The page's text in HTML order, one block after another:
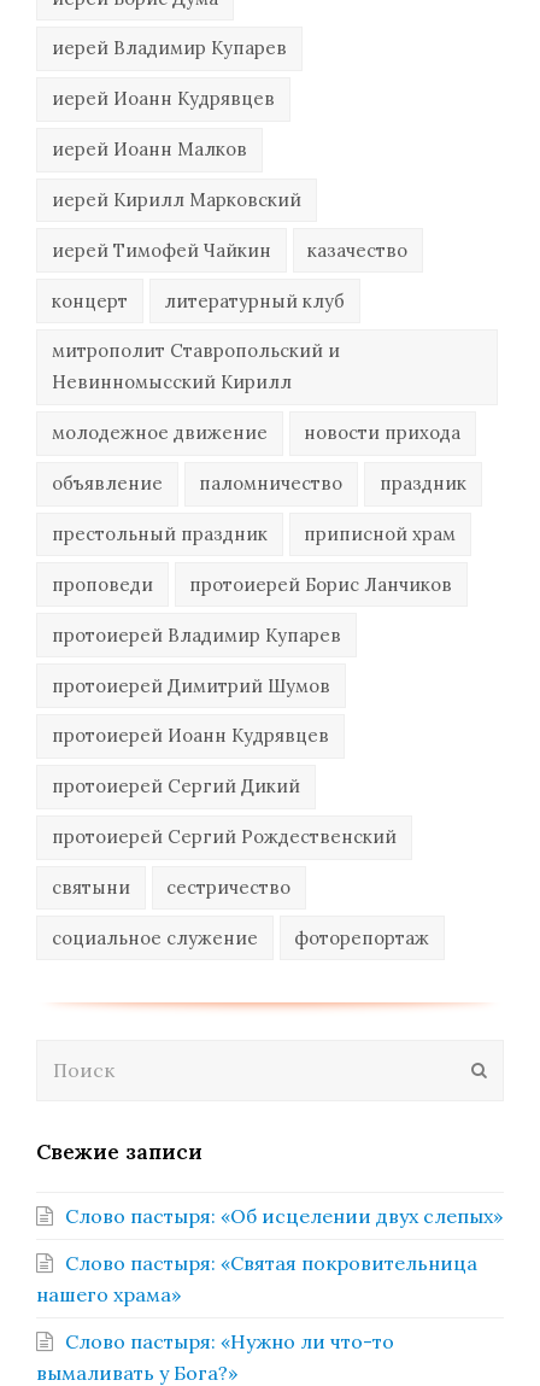
иерей Владимир Купарев
иерей Иоанн Кудрявцев
иерей Иоанн Малков
иерей Кирилл Марковский
иерей Тимофей Чайкин казачество
концерт литературный клуб
митрополит Ставропольский и
Невинномысский Кирилл
молодежное движение новости прихода
объявление паломничество праздник
престольный праздник приписной храм
проповеди протоиерей Борис Ланчиков
протоиерей Владимир Купарев
протоиерей Димитрий Шумов
протоиерей Иоанн Кудрявцев
протоиерей Сергий Дикий
протоиерей Сергий Рождественский
святыни сестричество
социальное служение фоторепортаж
Свежие записи
Слово пастыря: «Об исцелении двух слепых»
Слово пастыря: «Святая покровительница
нашего храма»
Слово пастыря: «Нужно ли что-то
вымаливать у Бога?»